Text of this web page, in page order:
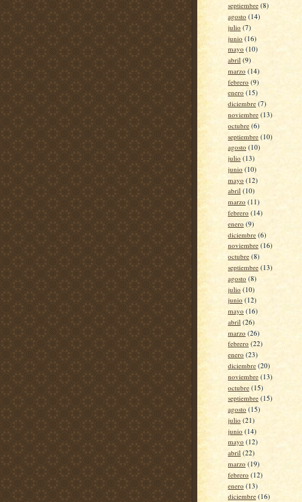
septiembre (8)
agosto (14)
julio (7)
junio (16)
mayo (10)
abril (9)
marzo (14)
febrero (9)
enero (15)
diciembre (7)
noviembre (13)
octubre (6)
septiembre (10)
agosto (10)
julio (13)
junio (10)
mayo (12)
abril (10)
marzo (11)
febrero (14)
enero (9)
diciembre (6)
noviembre (16)
octubre (8)
septiembre (13)
agosto (8)
julio (10)
junio (12)
mayo (16)
abril (26)
marzo (26)
febrero (22)
enero (23)
diciembre (20)
noviembre (13)
octubre (15)
septiembre (15)
agosto (15)
julio (21)
junio (14)
mayo (12)
abril (22)
marzo (19)
febrero (12)
enero (13)
diciembre (16)